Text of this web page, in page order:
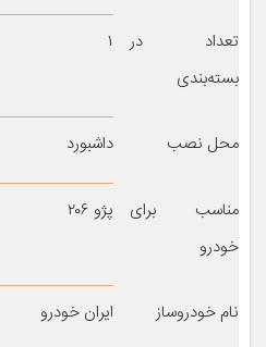
تعداد در
بسته‌بندی
۱
محل نصب داشبورد
مناسب برای
خودرو
پژو ۲۰۶
نام خودروساز ایران خودرو